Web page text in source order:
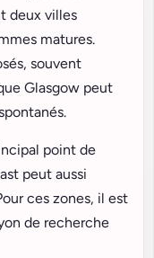
deux villes
matures.
souvent
Glasgow peut
point de
peut aussi
ces zones, il est
de recherche